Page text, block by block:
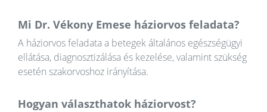
Mi Dr. Vékony Emese háziorvos feladata?
A háziorvos feladata a betegek általános egészségügyi
ellátása, diagnosztizálása és kezelése, valamint szükség
esetén szakorvoshoz irányítása.
Hogyan választhatok háziorvost?